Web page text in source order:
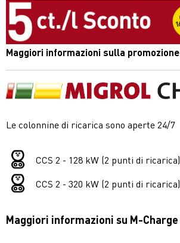
Maggiori informazioni sulla promozione
Le colonnine di ricarica sono aperte 24/7
CCS 2 - 128 kW (2 punti di ricarica)
CCS 2 - 320 kW (2 punti di ricarica)
Maggiori informazioni su M-Charge